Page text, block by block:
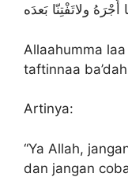
أَجْرَهُ ولاتَفْتِنّا بَعدَه
Allaahumma
taftinnaa
Artinya:
“Ya Allah,
dan jangan